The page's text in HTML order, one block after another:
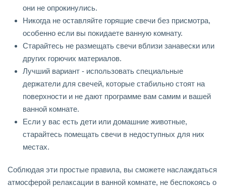
они не опрокинулись.
Никогда не оставляйте горящие свечи без присмотра,
особенно если вы покидаете ванную комнату.
Старайтесь не размещать свечи вблизи занавески или
других горючих материалов.
Лучший вариант - использовать специальные
держатели для свечей, которые стабильно стоят на
поверхности и не дают программе вам самим и вашей
ванной комнате.
Если у вас есть дети или домашние животные,
старайтесь помещать свечи в недоступных для них
местах.
Соблюдая эти простые правила, вы сможете наслаждаться
атмосферой релаксации в ванной комнате, не беспокоясь о